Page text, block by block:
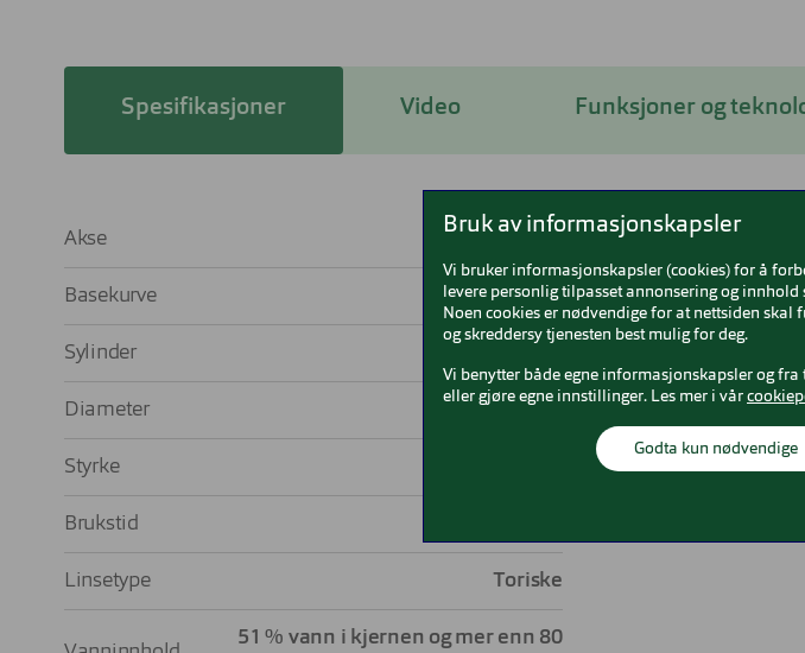
Spesifikasjoner Video Funksjoner og
Akse 10 til 180
Basekurve 8,50
Sylinder
Diameter 14,50
Styrke
Brukstid
Linsetype Toriske
51 % vann i kjernen og mer enn 80
Bruk av informasjonskapsler
Vi bruker informasjonskapsler (cookies) for å
levere personlig tilpasset annonsering og
Noen cookies er nødvendige for at nettsiden skal
og skreddersy tjenesten best mulig for deg.
Vi benytter både egne informasjonskapsler og
eller gjøre egne innstillinger. Les mer i vår
Godta kun nødvendige